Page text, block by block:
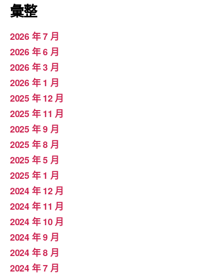
彙整
2026 年 7 月
2026 年 6 月
2026 年 3 月
2026 年 1 月
2025 年 12 月
2025 年 11 月
2025 年 9 月
2025 年 8 月
2025 年 5 月
2025 年 1 月
2024 年 12 月
2024 年 11 月
2024 年 10 月
2024 年 9 月
2024 年 8 月
2024 年 7 月